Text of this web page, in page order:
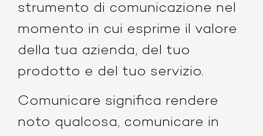
strumento di comunicazione nel
momento in cui esprime il valore
della tua azienda, del tuo
prodotto e del tuo servizio.
Comunicare significa rendere
noto qualcosa, comunicare in